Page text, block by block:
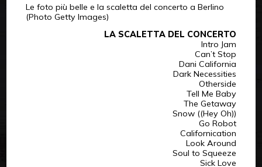
Le foto più belle e la scaletta del concerto a Berlino
(Photo Getty Images)
LA SCALETTA DEL CONCERTO
Intro Jam
Can’t Stop
Dani California
Dark Necessities
Otherside
Tell Me Baby
The Getaway
Snow ((Hey Oh))
Go Robot
Californication
Look Around
Soul to Squeeze
Sick Love